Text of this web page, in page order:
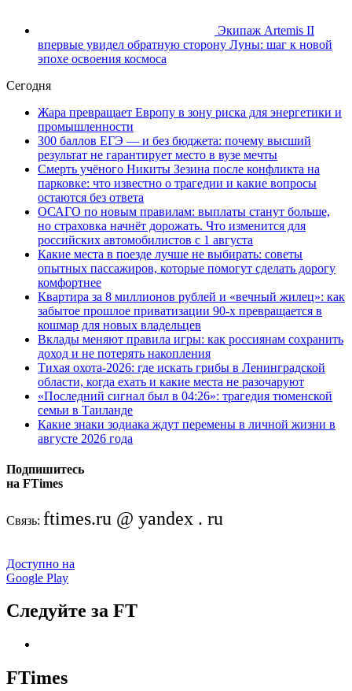
Экипаж Artemis II
впервые увидел обратную сторону Луны: шаг к новой
эпохе освоения космоса
Сегодня
Жара превращает Европу в зону риска для энергетики и
промышленности
300 баллов ЕГЭ — и без бюджета: почему высший
результат не гарантирует место в вузе мечты
Смерть учёного Никиты Зезина после конфликта на
парковке: что известно о трагедии и какие вопросы
остаются без ответа
ОСАГО по новым правилам: выплаты станут больше,
но страховка начнёт дорожать. Что изменится для
российских автомобилистов с 1 августа
Какие места в поезде лучше не выбирать: советы
опытных пассажиров, которые помогут сделать дорогу
комфортнее
Квартира за 8 миллионов рублей и «вечный жилец»: как
забытое прошлое приватизации 90-х превращается в
кошмар для новых владельцев
Вклады меняют правила игры: как россиянам сохранить
доход и не потерять накопления
Тихая охота-2026: где искать грибы в Ленинградской
области, когда ехать и какие места не разочаруют
«Последний сигнал был в 04:26»: трагедия тюменской
семьи в Таиланде
Какие знаки зодиака ждут перемены в личной жизни в
августе 2026 года
Подпишитесь
на FTimes
Связь: ftimes.ru @ yandex . ru
Доступно на
Google Play
Следуйте за FT
FTimes